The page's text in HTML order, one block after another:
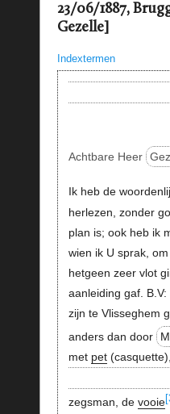
23/06/1887,
Gezelle]
Indextermen
Achtbare Heer
Ik heb de
herlezen, zonder
plan is; ook heb ik
wien ik U sprak,
hetgeen zeer vlot
aanleiding gaf.
zijn te Vlisseghem
anders dan door
met pet
zegsman, de vooie